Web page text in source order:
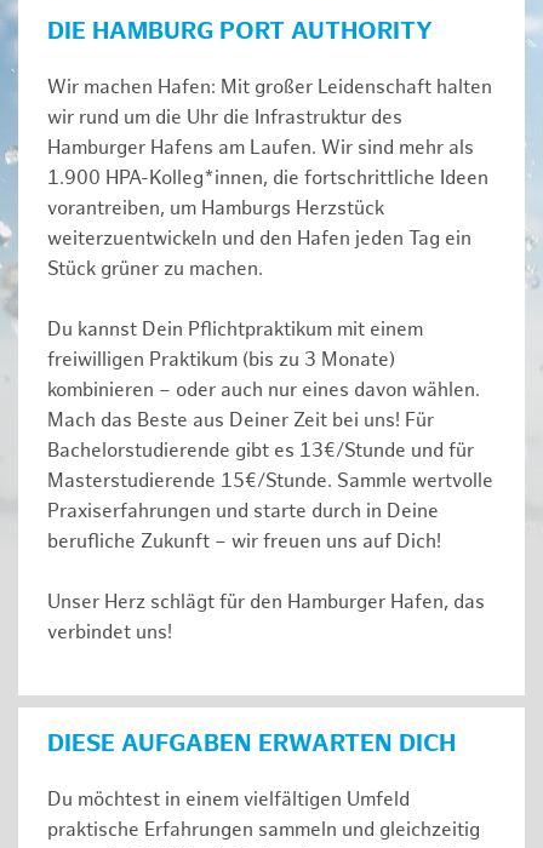
DIE HAMBURG PORT AUTHORITY
Wir machen Hafen: Mit großer Leidenschaft halten
wir rund um die Uhr die Infrastruktur des
Hamburger Hafens am Laufen. Wir sind mehr als
1.900 HPA-Kolleg*innen, die fortschrittliche Ideen
vorantreiben, um Hamburgs Herzstück
weiterzuentwickeln und den Hafen jeden Tag ein
Stück grüner zu machen.
Du kannst Dein Pflichtpraktikum mit einem
freiwilligen Praktikum (bis zu 3 Monate)
kombinieren – oder auch nur eines davon wählen.
Mach das Beste aus Deiner Zeit bei uns! Für
Bachelorstudierende gibt es 13€/Stunde und für
Masterstudierende 15€/Stunde. Sammle wertvolle
Praxiserfahrungen und starte durch in Deine
berufliche Zukunft – wir freuen uns auf Dich!
Unser Herz schlägt für den Hamburger Hafen, das
verbindet uns!
DIESE AUFGABEN ERWARTEN DICH
Du möchtest in einem vielfältigen Umfeld
praktische Erfahrungen sammeln und gleichzeitig